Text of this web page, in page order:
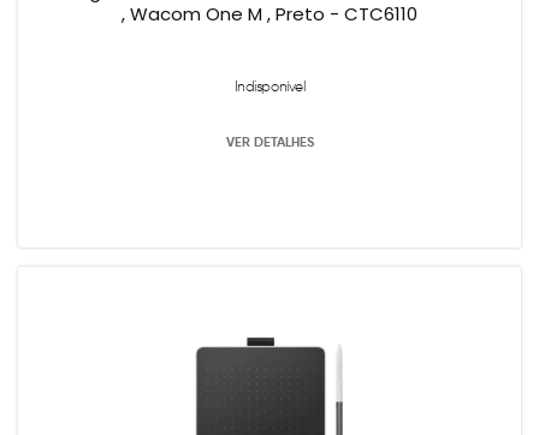
, Wacom One M , Preto - CTC6110
Indisponível
VER DETALHES